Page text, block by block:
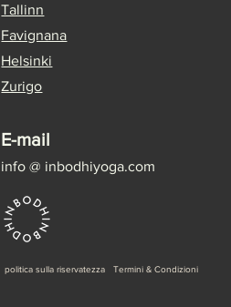
Tallinn
Favignana
Helsinki
Zurigo
E-mail
info @ inbodhiyoga.com
politica sulla riservatezza Termini & Condizioni